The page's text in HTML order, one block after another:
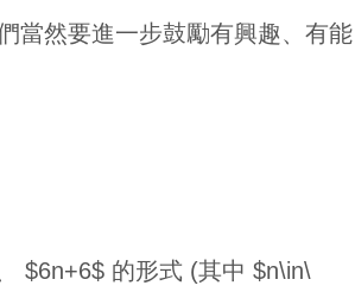
當然要進一步鼓勵有興趣、有能
$6n+6$ 的形式 (其中 $n\in\